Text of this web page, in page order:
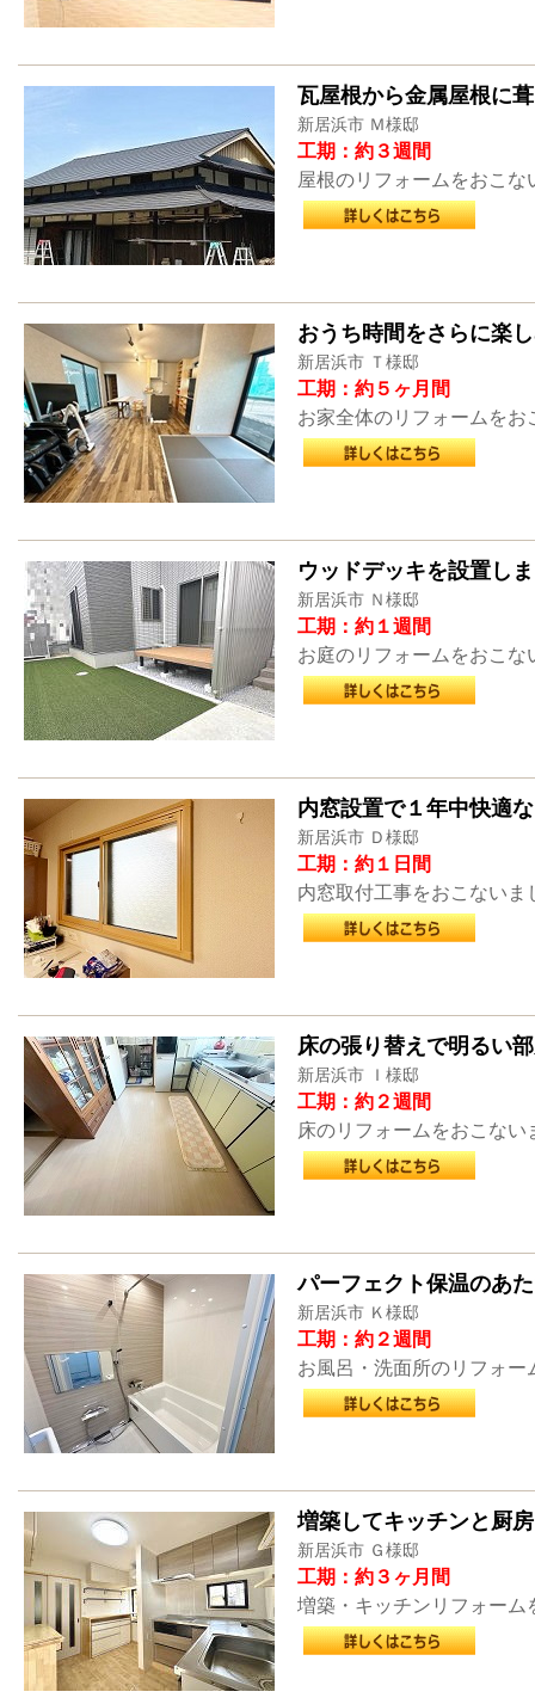
瓦屋根から金属屋根に
新居浜市 Ｍ様邸
工期：約３週間
屋根のリフォームをおこな
おうち時間をさらに楽
新居浜市 Ｔ様邸
工期：約５ヶ月間
お家全体のリフォームをお
ウッドデッキを設置し
新居浜市 Ｎ様邸
工期：約１週間
お庭のリフォームをおこな
内窓設置で１年中快適
新居浜市 Ｄ様邸
工期：約１日間
内窓取付工事をおこないま
床の張り替えで明るい
新居浜市 Ｉ様邸
工期：約２週間
床のリフォームをおこない
パーフェクト保温のあ
新居浜市 Ｋ様邸
工期：約２週間
お風呂・洗面所のリフォー
増築してキッチンと厨
新居浜市 Ｇ様邸
工期：約３ヶ月間
増築・キッチンリフォーム